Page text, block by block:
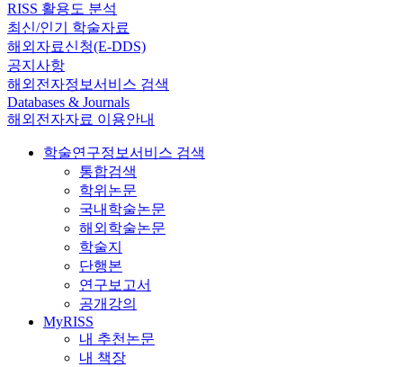
RISS 활용도 분석
최신/인기 학술자료
해외자료신청(E-DDS)
공지사항
해외전자정보서비스 검색
Databases & Journals
해외전자자료 이용안내
학술연구정보서비스 검색
통합검색
학위논문
국내학술논문
해외학술논문
학술지
단행본
연구보고서
공개강의
MyRISS
내 추천논문
내 책장